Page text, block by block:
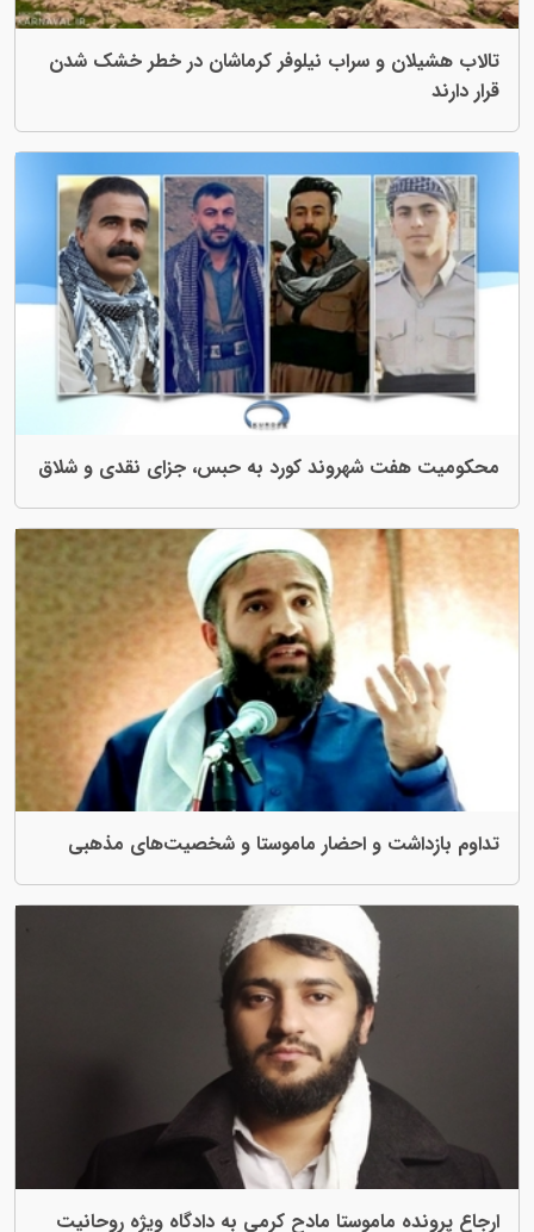
نیلوفر کرماشان در خطر خشک شدن
کورد به حبس، جزای نقدی و شلاق
احضار ماموستا و شخصیت‌های مذهبی
مادح کرمی به دادگاه ویژه روحانیت